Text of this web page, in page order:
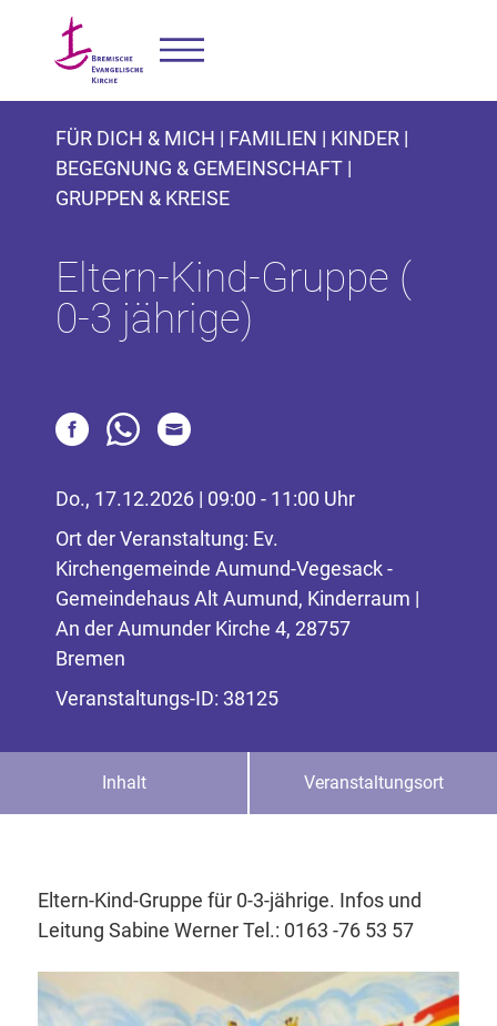
FÜR DICH & MICH | FAMILIEN | KINDER |
BEGEGNUNG & GEMEINSCHAFT |
GRUPPEN & KREISE
Eltern-Kind-Gruppe (
0-3 jährige)
Do., 17.12.2026 | 09:00 - 11:00 Uhr
Ort der Veranstaltung: Ev.
Kirchengemeinde Aumund-Vegesack -
Gemeindehaus Alt Aumund, Kinderraum |
An der Aumunder Kirche 4, 28757
Bremen
Veranstaltungs-ID: 38125
Inhalt Veranstaltungsort
Eltern-Kind-Gruppe für 0-3-jährige. Infos und
Leitung Sabine Werner Tel.: 0163 -76 53 57